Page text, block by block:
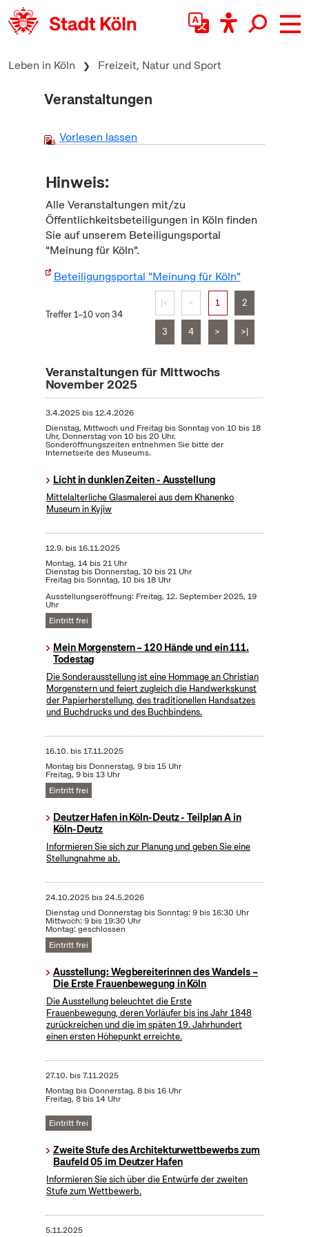
zum Inhalt springen
Leben in Köln Freizeit, Natur und Sport
Veranstaltungen
Vorlesen lassen
Hinweis:
Alle Veranstaltungen mit/zu
Öffentlichkeitsbeteiligungen in Köln finden
Sie auf unserem Beteiligungsportal
"Meinung für Köln".
Beteiligungsportal "Meinung für Köln"
Treffer 1–10 von 34
|< < 1 2
3 4 > >|
Veranstaltungen für Mittwochs
November 2025
3.4.2025bis12.4.2026
Dienstag, Mittwoch und Freitag bis Sonntag von 10 bis 18
Uhr, Donnerstag von 10 bis 20 Uhr.
Sonderöffnungszeiten entnehmen Sie bitte der
Internetseite des Museums.
Licht in dunklen Zeiten - Ausstellung
Mittelalterliche Glasmalerei aus dem Khanenko
Museum in Kyjiw
12.9. bis16.11.2025
Montag, 14 bis 21 Uhr
Dienstag bis Donnerstag, 10 bis 21 Uhr
Freitag bis Sonntag, 10 bis 18 Uhr
Ausstellungseröffnung: Freitag, 12. September 2025, 19
Uhr
Eintritt frei
Mein Morgenstern – 120 Hände und ein 111.
Todestag
Die Sonderausstellung ist eine Hommage an Christian
Morgenstern und feiert zugleich die Handwerkskunst
der Papierherstellung, des traditionellen Handsatzes
und Buchdrucks und des Buchbindens.
16.10. bis17.11.2025
Montag bis Donnerstag, 9 bis 15 Uhr
Freitag, 9 bis 13 Uhr
Eintritt frei
Deutzer Hafen in Köln-Deutz - Teilplan A in
Köln-Deutz
Informieren Sie sich zur Planung und geben Sie eine
Stellungnahme ab.
24.10.2025bis24.5.2026
Dienstag und Donnerstag bis Sonntag: 9 bis 16:30 Uhr
Mittwoch: 9 bis 19:30 Uhr
Montag: geschlossen
Eintritt frei
Ausstellung: Wegbereiterinnen des Wandels –
Die Erste Frauenbewegung in Köln
Die Ausstellung beleuchtet die Erste
Frauenbewegung, deren Vorläufer bis ins Jahr 1848
zurückreichen und die im späten 19. Jahrhundert
einen ersten Höhepunkt erreichte.
27.10. bis7.11.2025
Montag bis Donnerstag, 8 bis 16 Uhr
Freitag, 8 bis 14 Uhr
Eintritt frei
Zweite Stufe des Architekturwettbewerbs zum
Baufeld 05 im Deutzer Hafen
Informieren Sie sich über die Entwürfe der zweiten
Stufe zum Wettbewerb.
5.11.2025